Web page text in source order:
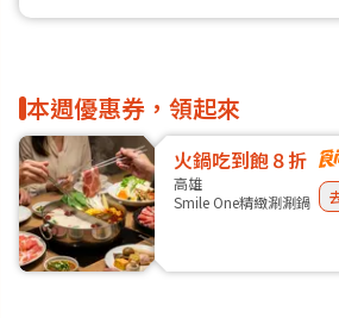
本週優惠券，領起來
火鍋吃到飽８折
高雄
Smile One精緻涮涮鍋